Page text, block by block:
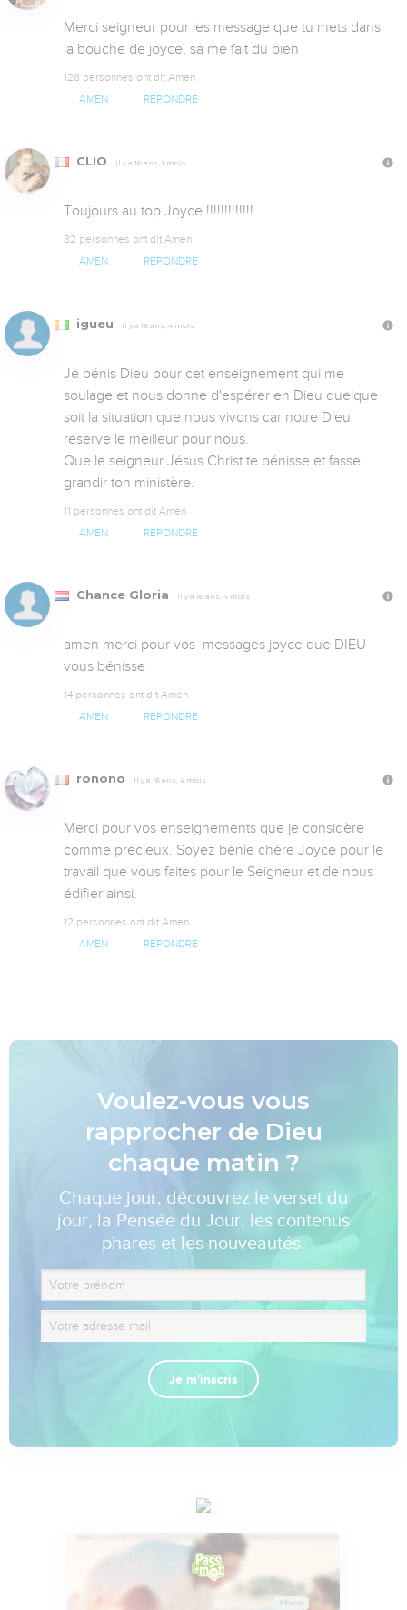
Merci seigneur pour les message que tu mets dans
la bouche de joyce, sa me fait du bien
128 personnes ont dit Amen
AMEN RÉPONDRE
CLIO Il y a 16 ans, 1 mois
Toujours au top Joyce !!!!!!!!!!!!!
82 personnes ont dit Amen
AMEN RÉPONDRE
igueu Il y a 16 ans, 4 mois
Je bénis Dieu pour cet enseignement qui me
soulage et nous donne d'espérer en Dieu quelque
soit la situation que nous vivons car notre Dieu
réserve le meilleur pour nous.
Que le seigneur Jésus Christ te bénisse et fasse
grandir ton ministère.
11 personnes ont dit Amen
AMEN RÉPONDRE
Chance Gloria Il y a 16 ans, 4 mois
amen merci pour vos  messages joyce que DIEU
vous bénisse
14 personnes ont dit Amen
AMEN RÉPONDRE
ronono Il y a 16 ans, 4 mois
Merci pour vos enseignements que je considère
comme précieux. Soyez bénie chère Joyce pour le
travail que vous faites pour le Seigneur et de nous
édifier ainsi.
12 personnes ont dit Amen
AMEN RÉPONDRE
Voulez-vous vous
rapprocher de Dieu
chaque matin ?
Chaque jour, découvrez le verset du
jour, la Pensée du Jour, les contenus
phares et les nouveautés.
Je m'inscris